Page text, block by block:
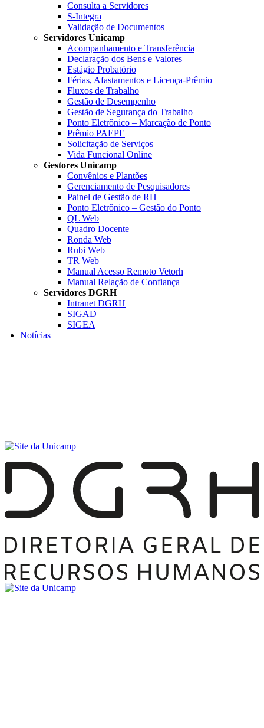
Consulta a Servidores
S-Integra
Validação de Documentos
Servidores Unicamp
Acompanhamento e Transferência
Declaração dos Bens e Valores
Estágio Probatório
Férias, Afastamentos e Licença-Prêmio
Fluxos de Trabalho
Gestão de Desempenho
Gestão de Segurança do Trabalho
Ponto Eletrônico – Marcação de Ponto
Prêmio PAEPE
Solicitação de Serviços
Vida Funcional Online
Gestores Unicamp
Convênios e Plantões
Gerenciamento de Pesquisadores
Painel de Gestão de RH
Ponto Eletrônico – Gestão do Ponto
QL Web
Quadro Docente
Ronda Web
Rubi Web
TR Web
Manual Acesso Remoto Vetorh
Manual Relação de Confiança
Servidores DGRH
Intranet DGRH
SIGAD
SIGEA
Notícias